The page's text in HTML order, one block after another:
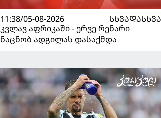
11:38/05-08-2026
ᲡᲮᲕᲐᲓᲐᲡᲮᲕᲐ
კვლავ აფრიკაში - ერვე რენარი
ნაცნობ ადგილას დასაქმდა